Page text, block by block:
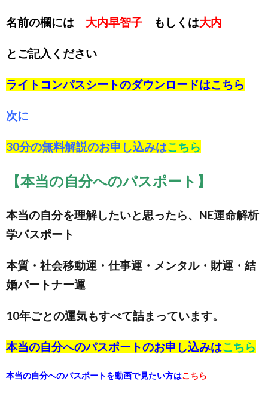
名前の欄には 大内早智子 もしくは大内
とご記入ください
ライトコンパスシートのダウンロードはこちら
次に
30分の無料解説のお申し込みはこちら
【本当の自分へのパスポート】
本当の自分を理解したいと思ったら、NE運命解析
学パスポート
本質・社会移動運・仕事運・メンタル・財運・結
婚パートナー運
10年ごとの運気もすべて詰まっています。
本当の自分へのパスポートのお申し込みはこちら
本当の自分へのパスポートを動画で見たい方はこちら